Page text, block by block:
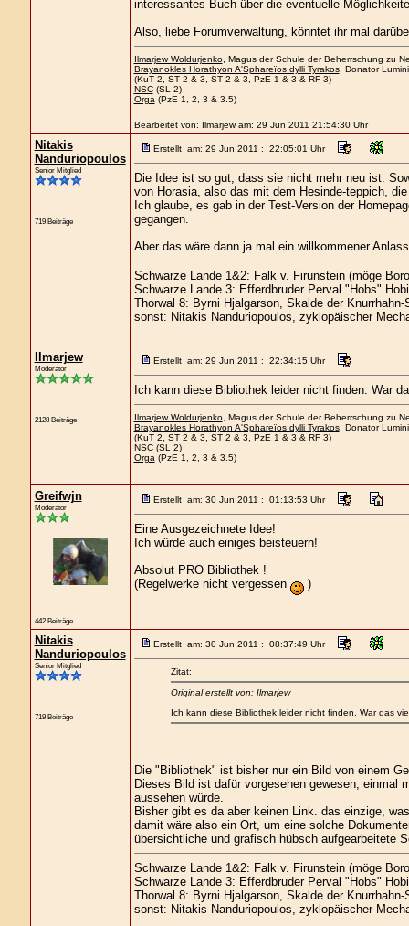
interessantes Buch über die eventuelle
Also, liebe Forumverwaltung, könntet ihr mal
Ilmarjew Woldurjenko, Magus der Schule der Beherrschung zu
Brayanokles Horathyon A'Sphareïos dylli Tyrakos, Donator
(KuT 2, ST 2 & 3, ST 2 & 3, PzE 1 & 3 & RF 3)
NSC(SL 2)
Orga (PzE 1, 2, 3 & 3.5)
Bearbeitet von: Ilmarjew am: 29 Jun 2011 21:54:30 Uhr
Nitakis
Nanduriopoulos
Senior Mitglied
719 Beiträge
Erstellt am: 29 Jun 2011 : 22:05:01 Uhr
Die Idee ist so gut, dass sie nicht mehr neu ist.
von Horasia, also das mit dem Hesinde-teppich,
Ich glaube, es gab in der Test-Version der
gegangen.
Aber das wäre dann ja mal ein willkommener
Schwarze Lande 1&2: Falk v. Firunstein (möge
Schwarze Lande 3: Efferdbruder Perval "Hobs"
Thorwal 8: Byrni Hjalgarson, Skalde der
sonst: Nitakis Nanduriopoulos, zyklopäischer
Ilmarjew
Moderator
2128 Beiträge
Erstellt am: 29 Jun 2011 : 22:34:15 Uhr
Ich kann diese Bibliothek leider nicht finden. War
Ilmarjew Woldurjenko, Magus der Schule der Beherrschung zu
Brayanokles Horathyon A'Sphareïos dylli Tyrakos, Donator
(KuT 2, ST 2 & 3, ST 2 & 3, PzE 1 & 3 & RF 3)
NSC(SL 2)
Orga (PzE 1, 2, 3 & 3.5)
Greifwjn
Moderator
442 Beiträge
Erstellt am: 30 Jun 2011 : 01:13:53 Uhr
Eine Ausgezeichnete Idee!
Ich würde auch einiges beisteuern!
Absolut PRO Bibliothek !
(Regelwerke nicht vergessen
)
Nitakis
Nanduriopoulos
Senior Mitglied
719 Beiträge
Erstellt am: 30 Jun 2011 : 08:37:49 Uhr
Zitat:
Original erstellt von: Ilmarjew
Ich kann diese Bibliothek leider nicht finden. War das
Die "Bibliothek" ist bisher nur ein Bild von einem
Dieses Bild ist dafür vorgesehen gewesen, einmal
aussehen würde.
Bisher gibt es da aber keinen Link. das einzige,
damit wäre also ein Ort, um eine solche
übersichtliche und grafisch hübsch aufgearbeitete
Schwarze Lande 1&2: Falk v. Firunstein (möge
Schwarze Lande 3: Efferdbruder Perval "Hobs"
Thorwal 8: Byrni Hjalgarson, Skalde der
sonst: Nitakis Nanduriopoulos, zyklopäischer